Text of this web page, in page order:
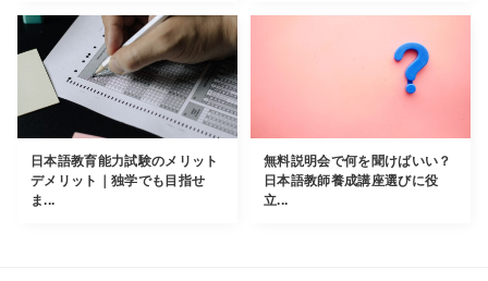
日本語教育能力試験のメリット
デメリット｜独学でも目指せ
ま...
無料説明会で何を聞けばいい？
日本語教師養成講座選びに役
立...